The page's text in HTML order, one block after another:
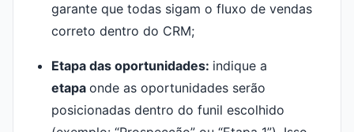
garante que todas sigam o fluxo de vendas
correto dentro do CRM;
Etapa das oportunidades: indique a
etapa onde as oportunidades serão
posicionadas dentro do funil escolhido